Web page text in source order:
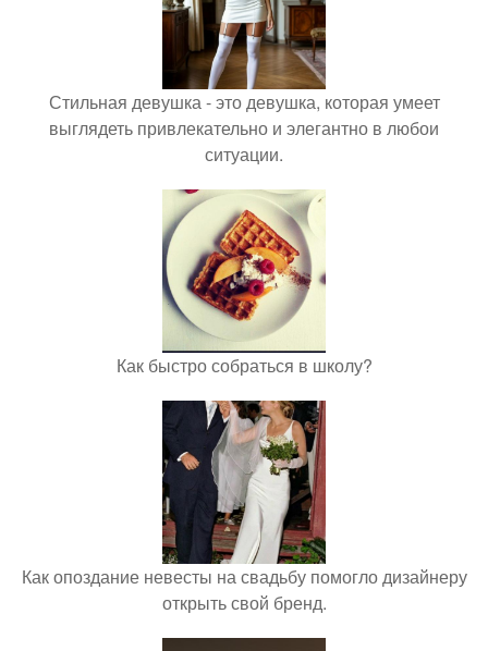
Стильная девушка - это девушка, которая умеет
выглядеть привлекательно и элегантно в любои
ситуации.
Как быстро собраться в школу?
Как опоздание невесты на свадьбу помогло дизайнеру
открыть свой бренд.